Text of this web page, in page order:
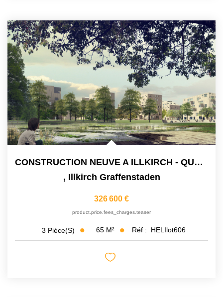
CONSTRUCTION NEUVE A ILLKIRCH - QUARTIER LES PRAIRIES DU...
, Illkirch Graffenstaden
326 600 €
product.price.fees_charges.teaser
3 Pièce(s) 65 M² Réf : HELIlot606